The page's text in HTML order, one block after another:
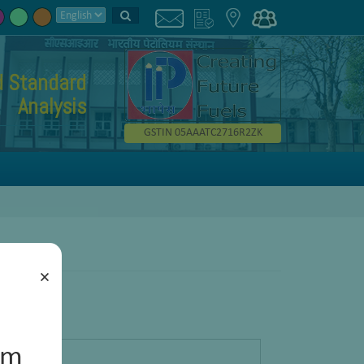
×
Standard
Analysis
GSTIN 05AAATC2716R2ZK